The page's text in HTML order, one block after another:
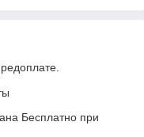
Бесплатно при